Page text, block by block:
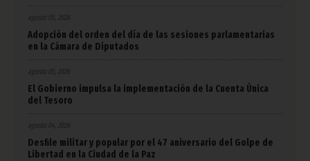
agosto 05, 2026
Adopción del orden del día de las sesiones parlamentarias
en la Cámara de Diputados
agosto 05, 2026
El Gobierno impulsa la implementación de la Cuenta Única
del Tesoro
agosto 04, 2026
Desfile militar y popular por el 47 aniversario del Golpe de
Libertad en la Ciudad de la Paz